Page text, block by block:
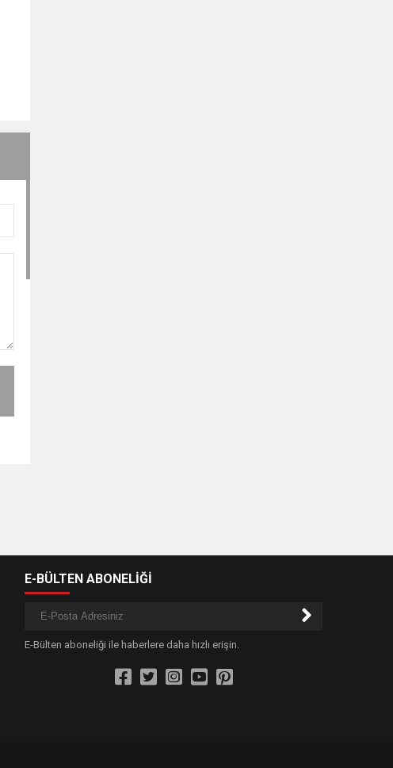
E-BÜLTEN ABONELİĞİ
E-Bülten aboneliği ile haberlere daha hızlı erişin.